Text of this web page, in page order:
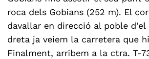
roca dels Gobians (252 m). El
davallar en direcció al poble d'el
dreta ja veiem la carretera que
Finalment, arribem a la ctra. T-